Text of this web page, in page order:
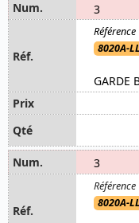
3
8020A-
GARDE
3
8020A-